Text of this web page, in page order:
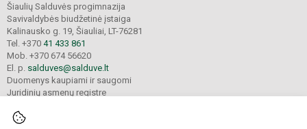
Šiaulių Salduvės progimnazija
Savivaldybės biudžetinė įstaiga
Kalinausko g. 19, Šiauliai, LT-76281
Tel. +370 41 433 861
Mob. +370 674 56620
El. p. salduves@salduve.lt
Duomenys kaupiami ir saugomi
Juridinių asmenų registre